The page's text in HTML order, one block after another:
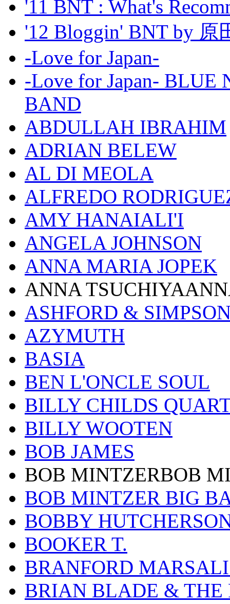
'11 BNT : What's
'12 Bloggin' BNT by 原
-Love for Japan-
-Love for Japan- BLUE
BAND
ABDULLAH IBRAHIM
ADRIAN BELEW
AL DI MEOLA
ALFREDO
AMY HANAIALI'I
ANGELA JOHNSON
ANNA MARIA JOPEK
ANNA
ASHFORD &
AZYMUTH
BASIA
BEN L'ONCLE SOUL
BILLY CHILDS
BILLY WOOTEN
BOB JAMES
BOB MINTZERBOB
BOB MINTZER BIG
BOBBY
BOOKER T.
BRANFORD
BRIAN BLADE & THE